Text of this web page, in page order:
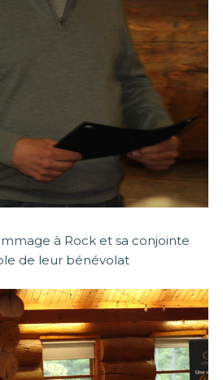
à Rock et sa conjointe
de leur bénévolat